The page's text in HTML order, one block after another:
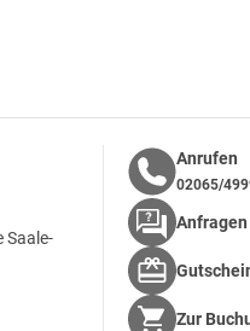
der Saaleradweg eher für
gut zu befahren.
zu der Boots-Verleiher geführte
Saale-
Anrufen
02065/
Anfragen
Zur